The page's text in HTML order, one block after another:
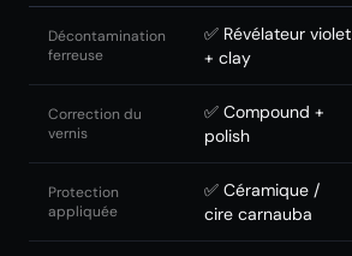
Décontamination
ferreuse
✅ Révélateur violet
+ clay
Correction du
vernis
✅ Compound +
polish
Protection
appliquée
✅ Céramique /
cire carnauba